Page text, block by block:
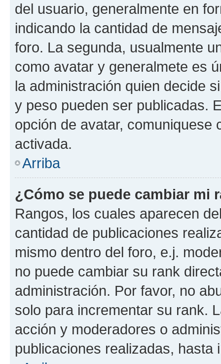
del usuario, generalmente en
indicando la cantidad de
foro. La segunda, usualmente
como avatar y generalmete es
la administración quien decide
y peso pueden ser publicadas.
opción de avatar, comuniquese
activada.
Arriba
¿Cómo se puede cambiar mi
Rangos, los cuales aparecen
cantidad de publicaciones
mismo dentro del foro, e.j.
no puede cambiar su rank
administración. Por favor, no
solo para incrementar su rank.
acción y moderadores o
publicaciones realizadas, hasta